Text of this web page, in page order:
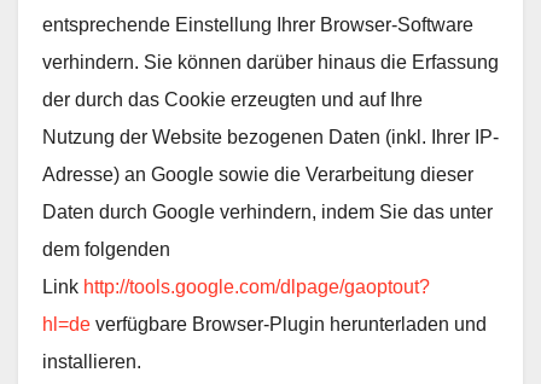
entsprechende Einstellung Ihrer Browser-Software
verhindern. Sie können darüber hinaus die Erfassung
der durch das Cookie erzeugten und auf Ihre
Nutzung der Website bezogenen Daten (inkl. Ihrer IP-
Adresse) an Google sowie die Verarbeitung dieser
Daten durch Google verhindern, indem Sie das unter
dem folgenden
Link http://tools.google.com/dlpage/gaoptout?
hl=de verfügbare Browser-Plugin herunterladen und
installieren.